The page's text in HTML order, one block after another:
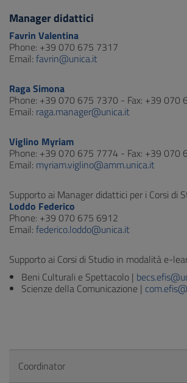
Manager didattici
Favrin Valentina
Phone: +39 070 675 7317
Email: favrin@unica.it
Raga Simona
Phone: +39 070 675 7370 - Fax: +39 070
Email: raga.manager@unica.it
Viglino Myriam
Phone: +39 070 675 7774 - Fax: +39 070
Email: myriam.viglino@amm.unica.it
Supporto ai Manager didattici per i Corsi di
Loddo Federico
Phone: +39 070 675 6912
Email: federico.loddo@unica.it
Supporto ai Corsi di Studio in modalità e-
Beni Culturali e Spettacolo |
Scienze della Comunicazione |
Coordinator